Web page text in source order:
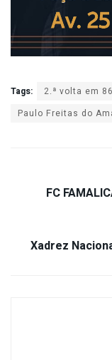
Tags: 2.ª volta em 86
Paulo Freitas do
FC
Xadrez